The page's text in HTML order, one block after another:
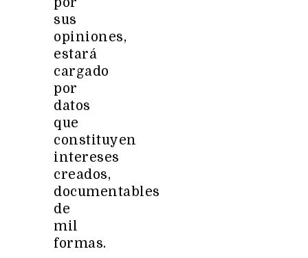
sus
opiniones,
estará
cargado
por
datos
que
constituyen
intereses
creados,
documentables
de
mil
formas.